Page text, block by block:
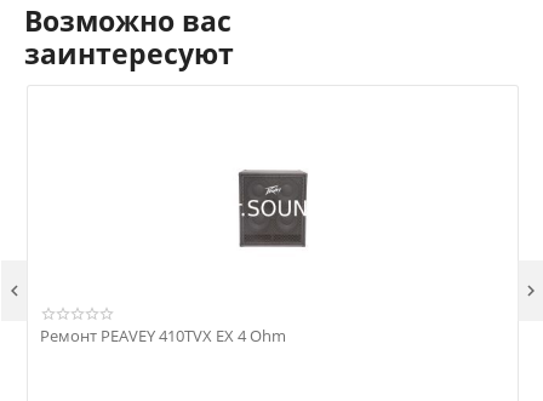
Возможно вас
заинтересуют
Ремонт PEAVEY 410TVX EX 4 Ohm
 